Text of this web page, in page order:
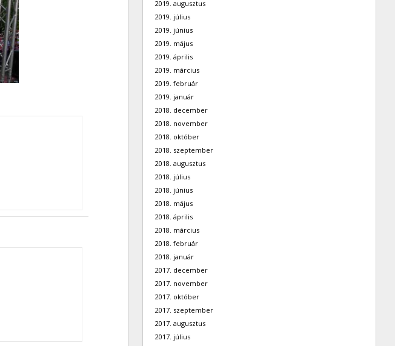
2019. augusztus
2019. július
2019. június
2019. május
2019. április
2019. március
2019. február
2019. január
2018. december
2018. november
2018. október
2018. szeptember
2018. augusztus
2018. július
2018. június
2018. május
2018. április
2018. március
2018. február
2018. január
2017. december
2017. november
2017. október
2017. szeptember
2017. augusztus
2017. július